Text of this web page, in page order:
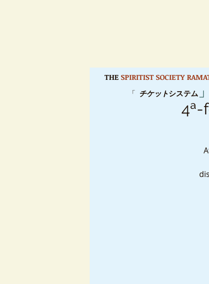
4ª-
THE SPIRITIST SOCIETY
「 チケットシステム